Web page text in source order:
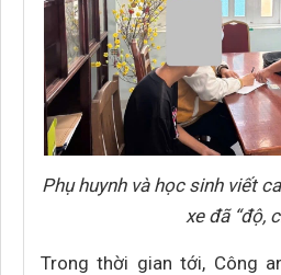
Phụ huynh và học sinh viết
xe đã “độ,
Trong thời gian tới, Công